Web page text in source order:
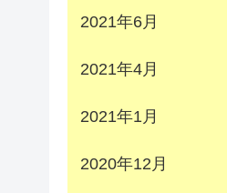
2021年6月
2021年4月
2021年1月
2020年12月